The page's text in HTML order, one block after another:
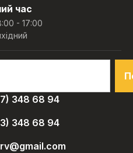
час
- 17:00
348 68 94
348 68 94